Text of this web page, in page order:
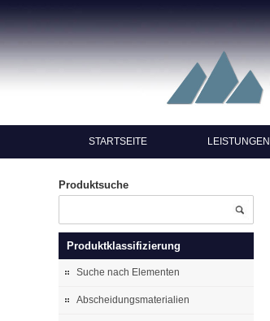
STARTSEITE LEISTUNGEN
Produktsuche
Produktklassifizierung
Suche nach Elementen
Abscheidungsmaterialien